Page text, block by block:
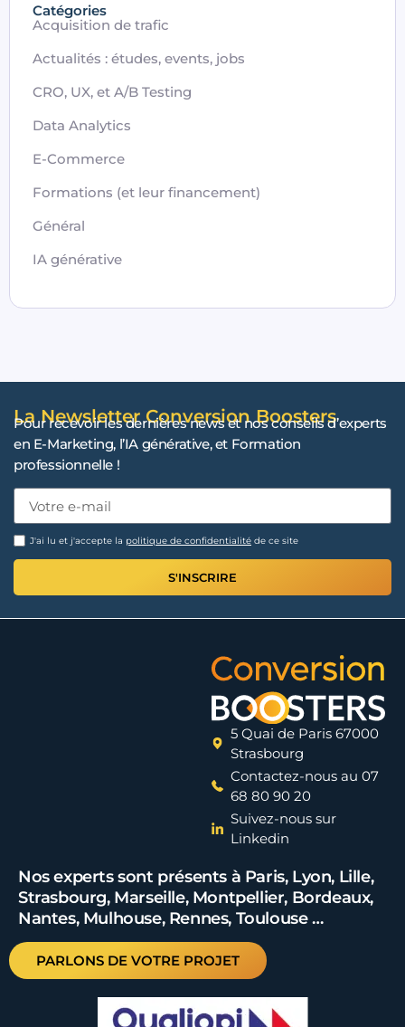
Catégories
Acquisition de trafic
Actualités : études, events, jobs
CRO, UX, et A/B Testing
Data Analytics
E-Commerce
Formations (et leur financement)
Général
IA générative
La Newsletter Conversion Boosters
Pour recevoir les dernières news et nos conseils d’experts
en E-Marketing, l’IA générative, et Formation
professionnelle !
J'ai lu et j'accepte la politique de confidentialité de ce site
S'INSCRIRE
5 Quai de Paris 67000
Strasbourg
Contactez-nous au 07
68 80 90 20
Suivez-nous sur
Linkedin
Nos experts sont présents à Paris, Lyon, Lille,
Strasbourg, Marseille, Montpellier, Bordeaux,
Nantes, Mulhouse, Rennes, Toulouse …
PARLONS DE VOTRE PROJET